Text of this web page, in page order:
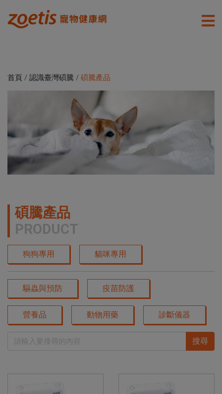
首頁 / 認識臺灣碩騰 / 碩騰產品
碩騰產品
PRODUCT
狗狗專用 貓咪專用
驅蟲與預防 疫苗防護
營養品 動物用藥 診斷儀器
搜尋